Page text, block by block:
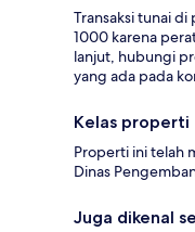
Transaksi tunai
1000 karena
lanjut, hubungi
yang ada pada
Kelas properti
Properti ini telah
Dinas
Juga dikenal